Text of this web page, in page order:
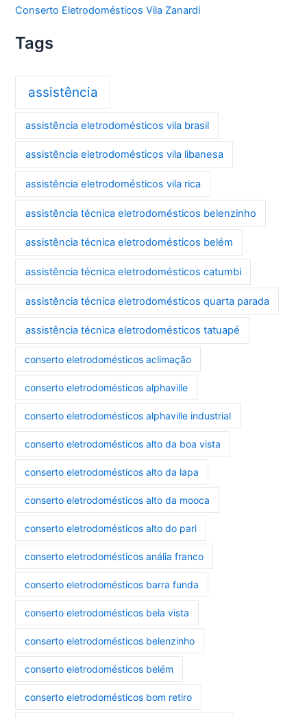
Conserto Eletrodomésticos Vila Zanardi
Tags
assistência
assistência eletrodomésticos vila brasil
assistência eletrodomésticos vila libanesa
assistência eletrodomésticos vila rica
assistência técnica eletrodomésticos belenzinho
assistência técnica eletrodomésticos belém
assistência técnica eletrodomésticos catumbi
assistência técnica eletrodomésticos quarta parada
assistência técnica eletrodomésticos tatuapé
conserto eletrodomésticos aclimação
conserto eletrodomésticos alphaville
conserto eletrodomésticos alphaville industrial
conserto eletrodomésticos alto da boa vista
conserto eletrodomésticos alto da lapa
conserto eletrodomésticos alto da mooca
conserto eletrodomésticos alto do pari
conserto eletrodomésticos anália franco
conserto eletrodomésticos barra funda
conserto eletrodomésticos bela vista
conserto eletrodomésticos belenzinho
conserto eletrodomésticos belém
conserto eletrodomésticos bom retiro